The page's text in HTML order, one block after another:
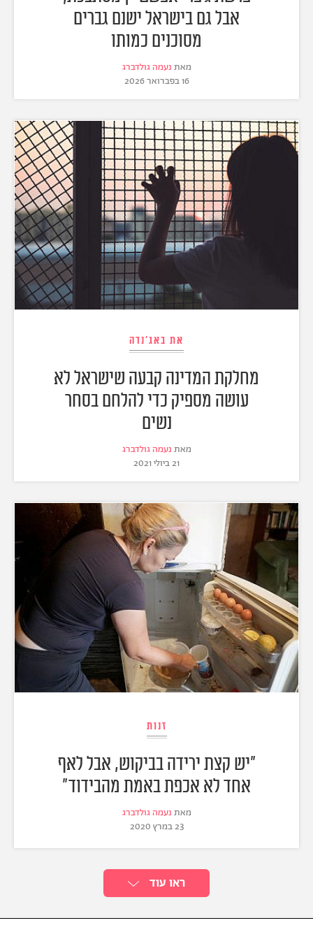
אבל גם בישראל ישנם גברים
מסוכנים כמותו
מאת נעמה גולדברג
16 בפברואר 2026
את באג'נדה
מחלקת המדינה קבעה שישראל לא
עושה מספיק כדי להלחם בסחר
נשים
מאת נעמה גולדברג
21 ביולי 2021
זנות
"יש קצת ירידה בביקוש, אבל לאף
אחד לא אכפת באמת מהבידוד"
מאת נעמה גולדברג
23 במרץ 2020
ראו עוד